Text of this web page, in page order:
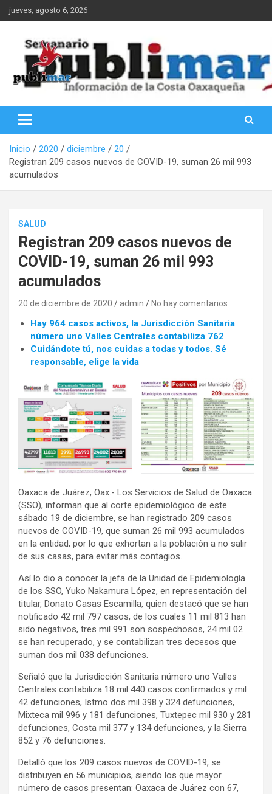
Saltar
al
jueves, agosto 6, 2026
PubliMar
Inicio 2020 diciembre
20
Registran 209 casos nuevos de COVID-19, suman 26 mil 993
acumulados
SALUD
Registran 209 casos nuevos de
COVID-19, suman 26 mil 993
acumulados
20 de diciembre de 2020 admin No hay comentarios
Hay 964 casos activos, la Jurisdicción Sanitaria
número uno Valles Centrales contabiliza 762
Cuidándote tú, nos cuidas a todas y todos. Sé
responsable, elige la vida
Oaxaca de Juárez, Oax.- Los Servicios de Salud de Oaxaca
(SSO), informan que al corte epidemiológico de este
sábado 19 de diciembre, se han registrado 209 casos
nuevos de COVID-19, que suman 26 mil 993 acumulados
en la entidad; por lo que exhortan a la población a no salir
de sus casas, para evitar más contagios.
Así lo dio a conocer la jefa de la Unidad de Epidemiología
de los SSO, Yuko Nakamura López, en representación del
titular, Donato Casas Escamilla, quien destacó que se han
notificado 42 mil 797 casos, de los cuales 11 mil 813 han
sido negativos, tres mil 991 son sospechosos, 24 mil 02
se han recuperado, y se contabilizan tres decesos que
suman dos mil 038 defunciones.
Señaló que la Jurisdicción Sanitaria número uno Valles
Centrales contabiliza 18 mil 440 casos confirmados y mil
42 defunciones, Istmo dos mil 398 y 324 defunciones,
Mixteca mil 996 y 181 defunciones, Tuxtepec mil 930 y 281
defunciones, Costa mil 377 y 134 defunciones, y la Sierra
852 y 76 defunciones.
Detalló que los 209 casos nuevos de COVID-19, se
distribuyen en 56 municipios, siendo los que mayor
número de casos presentan: Oaxaca de Juárez con 67,